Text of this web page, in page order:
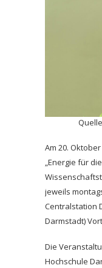
Am 20.
„Energie für
jeweils
Centralstation
Darmstadt)
Die
Hochschule